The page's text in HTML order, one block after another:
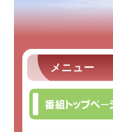
メニュー